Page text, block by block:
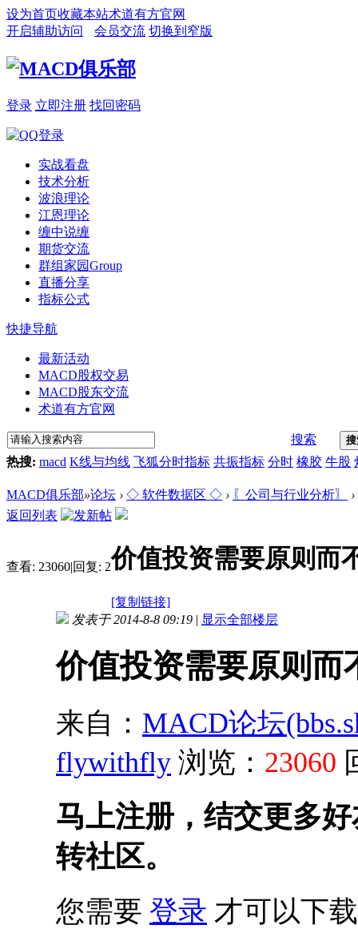
设为首页收藏本站术道有方官网
开启辅助访问
会员交流 切换到窄版
登录 立即注册 找回密码
实战看盘
技术分析
波浪理论
江恩理论
缠中说缠
期货交流
群组家园Group
直播分享
指标公式
快捷导航
最新活动
MACD股权交易
MACD股东交流
术道有方官网
搜索
热搜: macd K线与均线 飞狐分时指标 共振指标 分时 橡胶 牛股
MACD俱乐部»论坛 › ◇ 软件数据区 ◇ › 〖公司与行业分析〗
›
返回列表
查看: 23060|回复: 2价值投资需要原则而
[复制链接]
发表于 2014-8-8 09:19 | 显示全部楼层
价值投资需要原则而
来自： MACD论坛
flywithfly 浏览： 23060
马上注册，结交更多
转社区。
您需要 登录 才可以下